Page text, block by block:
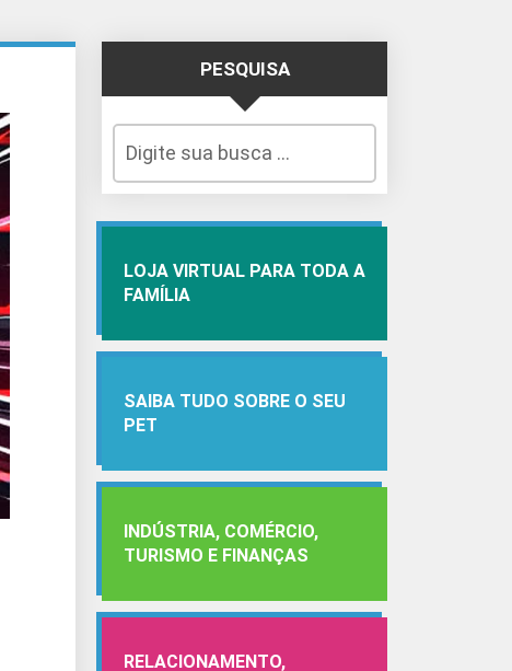
PESQUISA
LOJA VIRTUAL PARA TODA A
FAMÍLIA
SAIBA TUDO SOBRE O SEU
PET
INDÚSTRIA, COMÉRCIO,
TURISMO E FINANÇAS
RELACIONAMENTO,